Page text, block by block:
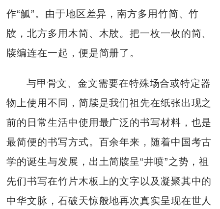
作“觚”。由于地区差异，南方多用竹简、竹
牍，北方多用木简、木牍。把一枚一枚的简、
牍编连在一起，便是简册了。
与甲骨文、金文需要在特殊场合或特定器
物上使用不同，简牍是我们祖先在纸张出现之
前的日常生活中使用最广泛的书写材料，也是
最简便的书写方式。百余年来，随着中国考古
学的诞生与发展，出土简牍呈“井喷”之势，祖
先们书写在竹片木板上的文字以及凝聚其中的
中华文脉，石破天惊般地再次真实呈现在世人